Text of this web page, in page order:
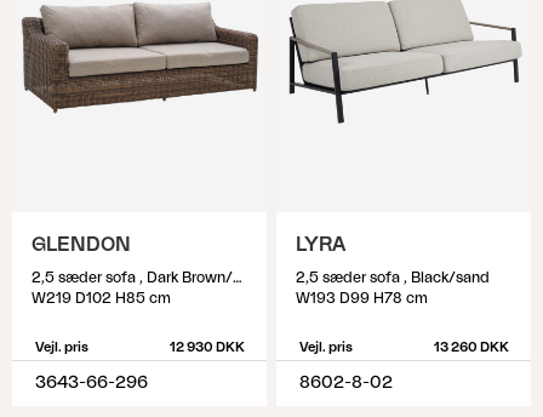
GLENDON
2,5 sæder sofa , Dark Brown/Soft Moose
W219 D102 H85 cm
Vejl. pris 12 930 DKK
3643-66-296
LYRA
2,5 sæder sofa , Black/sand
W193 D99 H78 cm
Vejl. pris 13 260 DKK
8602-8-02